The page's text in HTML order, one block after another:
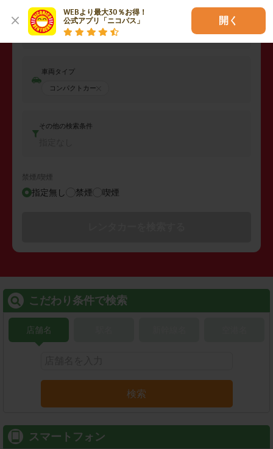
WEBより最大30％お得！
公式アプリ「ニコパス」
開く
返却日時
2026年08月07日 (金)
車両タイプ
コンパクトカー
その他の検索条件
禁煙/喫煙
指定無し 禁煙 喫煙
こだわり条件で検索
店舗名
検索
スマートフォン